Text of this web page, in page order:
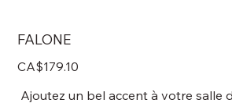
FALONE
Price
CA$179.10
Ajoutez un bel accent à votre salle